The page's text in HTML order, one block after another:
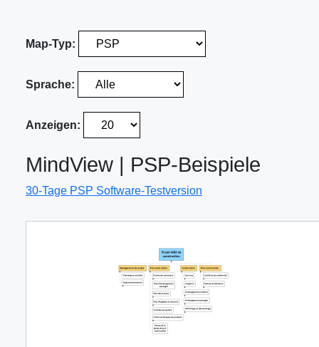
Map-Typ:
Sprache:
Anzeigen:
MindView | PSP-Beispiele
30-Tage PSP Software-Testversion